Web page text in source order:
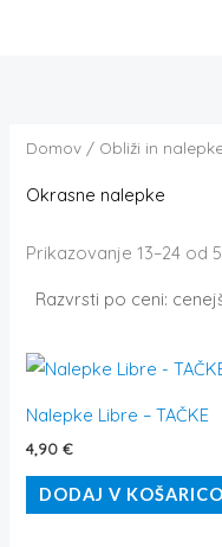
Domov / Obliži in
Okrasne nalepke
Prikazovanje 13–24 od
Nalepke Libre – TAČKE
4,90€
DODAJ V KOŠARICO